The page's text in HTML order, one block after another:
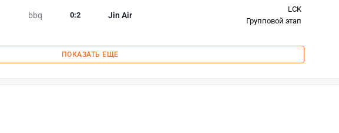
bbq Jin Air
0:2
LCK
Групповой этап
ПОКАЗАТЬ ЕЩЕ